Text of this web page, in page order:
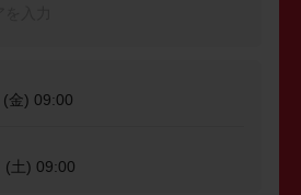
金) 09:00
(土) 09:00